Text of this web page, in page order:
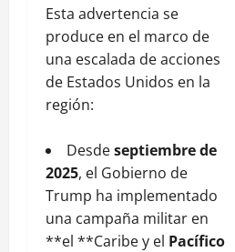
Esta advertencia se
produce en el marco de
una escalada de acciones
de Estados Unidos en la
región:
Desdeseptiembre de
2025, el Gobierno de
Trump ha implementado
una campaña militar en
**el **Caribe y el Pacífico